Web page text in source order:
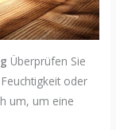
Überprüfen Sie
oder
um, um eine